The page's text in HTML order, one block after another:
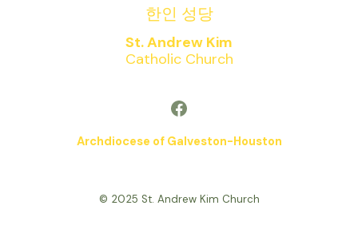
한인 성당
St. Andrew Kim
Catholic Church
Facebook
Archdiocese of Galveston-Houston
© 2025 St. Andrew Kim Church